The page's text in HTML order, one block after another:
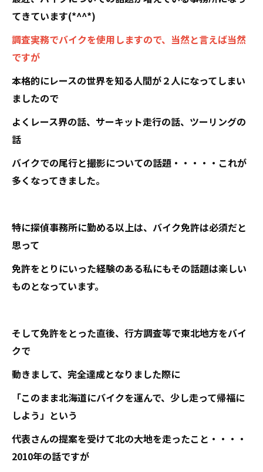
てきています(*^^*)
調査実務でバイクを使用しますので、当然と言えば当然
ですが
本格的にレースの世界を知る人間が２人になってしまい
ましたので
よくレース界の話、サーキット走行の話、ツーリングの
話
バイクでの尾行と撮影についての話題・・・・・これが
多くなってきました。
特に探偵事務所に勤める以上は、バイク免許は必須だと
思って
免許をとりにいった経験のある私にもその話題は楽しい
ものとなっています。
そして免許をとった直後、行方調査等で東北地方をバイ
クで
動きまして、完全達成となりました際に
「このまま北海道にバイクを運んで、少し走って帰福に
しよう」という
代表さんの提案を受けて北の大地を走ったこと・・・・
2010年の話ですが